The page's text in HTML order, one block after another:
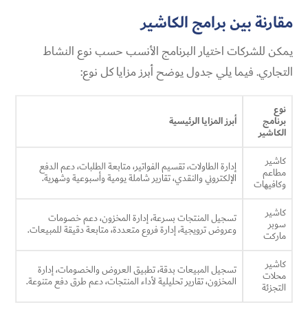
مقارنة بين برامج الكاشير
يمكن للشركات اختيار البرنامج الأنسب حسب نوع النشاط
التجاري. فيما يلي جدول يوضح أبرز مزايا كل نوع:
نوع
برنامج
الكاشير
أبرز المزايا الرئيسية
كاشير
مطاعم
وكافيهات
إدارة الطاولات، تقسيم الفواتير، متابعة الطلبات، دعم الدفع
الإلكتروني والنقدي، تقارير شاملة يومية وأسبوعية وشهرية.
كاشير
سوبر
ماركت
تسجيل المنتجات بسرعة، إدارة المخزون، دعم خصومات
وعروض ترويجية، إدارة فروع متعددة، متابعة دقيقة للمبيعات.
كاشير
محلات
التجزئة
تسجيل المبيعات بدقة، تطبيق العروض والخصومات، إدارة
المخزون، تقارير تحليلية لأداء المنتجات، دعم طرق دفع متنوعة.